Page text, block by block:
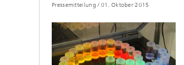
Pressemitteilung / 01. Oktober 2015